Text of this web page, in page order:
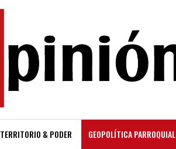
TERRITORIO & PODER GEOPOLÍTICA PARROQUIAL